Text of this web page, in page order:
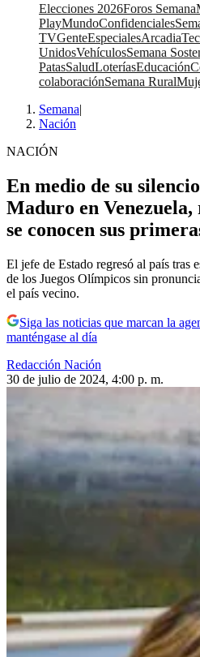
Elecciones 2026Foros Semana
PlayMundoConfidenciales
TVGenteEspecialesArcadia
UnidosVehículosSemana
PatasSaludLoteríasEducación
colaboraciónSemana Rural
Semana|
Nación
NACIÓN
En medio de su
Maduro en
se conocen sus
El jefe de Estado regresó al país tras
de los Juegos Olímpicos sin
el país vecino.
Siga las noticias que marcan la
manténgase al día
Redacción Nación
30 de julio de 2024, 4:00 p. m.